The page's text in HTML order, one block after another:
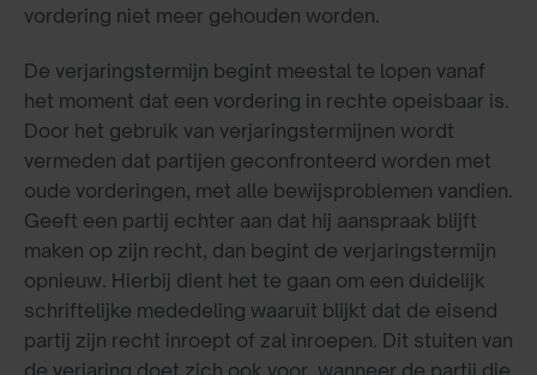
vordering niet meer gehouden worden.
De verjaringstermijn begint meestal te lopen vanaf
het moment dat een vordering in rechte opeisbaar is.
Door het gebruik van verjaringstermijnen wordt
vermeden dat partijen geconfronteerd worden met
oude vorderingen, met alle bewijsproblemen vandien.
Geeft een partij echter aan dat hij aanspraak blijft
maken op zijn recht, dan begint de verjaringstermijn
opnieuw. Hierbij dient het te gaan om een duidelijk
schriftelijke mededeling waaruit blijkt dat de eisend
partij zijn recht inroept of zal inroepen. Dit stuiten van